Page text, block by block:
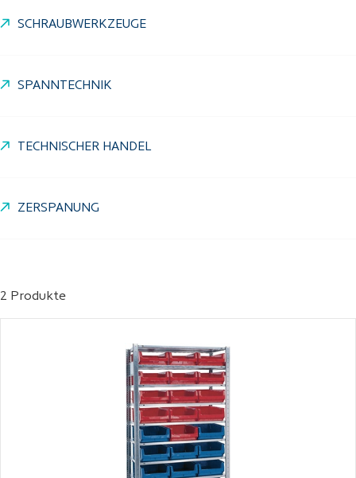
SCHRAUBWERKZEUGE
SPANNTECHNIK
TECHNISCHER HANDEL
ZERSPANUNG
2 Produkte